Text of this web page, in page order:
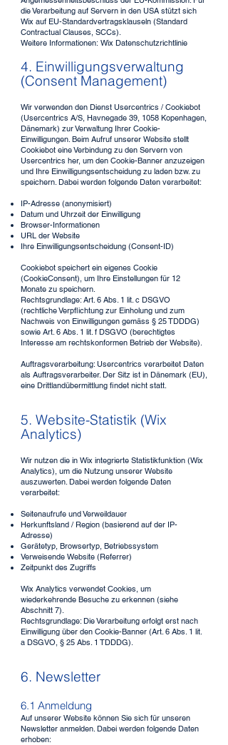
die Verarbeitung auf Servern in den USA stützt sich
Wix auf EU-Standardvertragsklauseln (Standard
Contractual Clauses, SCCs).
Weitere Informationen: Wix Datenschutzrichtlinie
4. Einwilligungsverwaltung
(Consent Management)
Wir verwenden den Dienst Usercentrics / Cookiebot
(Usercentrics A/S, Havnegade 39, 1058 Kopenhagen,
Dänemark) zur Verwaltung Ihrer Cookie-
Einwilligungen. Beim Aufruf unserer Website stellt
Cookiebot eine Verbindung zu den Servern von
Usercentrics her, um den Cookie-Banner anzuzeigen
und Ihre Einwilligungsentscheidung zu laden bzw. zu
speichern. Dabei werden folgende Daten verarbeitet:
IP-Adresse (anonymisiert)
Datum und Uhrzeit der Einwilligung
Browser-Informationen
URL der Website
Ihre Einwilligungsentscheidung (Consent-ID)
Cookiebot speichert ein eigenes Cookie
(CookieConsent), um Ihre Einstellungen für 12
Monate zu speichern.
Rechtsgrundlage: Art. 6 Abs. 1 lit. c DSGVO
(rechtliche Verpflichtung zur Einholung und zum
Nachweis von Einwilligungen gemäss § 25 TDDDG)
sowie Art. 6 Abs. 1 lit. f DSGVO (berechtigtes
Interesse am rechtskonformen Betrieb der Website).
Auftragsverarbeitung: Usercentrics verarbeitet Daten
als Auftragsverarbeiter. Der Sitz ist in Dänemark (EU),
eine Drittlandübermittlung findet nicht statt.
5. Website-Statistik (Wix
Analytics)
Wir nutzen die in Wix integrierte Statistikfunktion (Wix
Analytics), um die Nutzung unserer Website
auszuwerten. Dabei werden folgende Daten
verarbeitet:
Seitenaufrufe und Verweildauer
Herkunftsland / Region (basierend auf der IP-
Adresse)
Gerätetyp, Browsertyp, Betriebssystem
Verweisende Website (Referrer)
Zeitpunkt des Zugriffs
Wix Analytics verwendet Cookies, um
wiederkehrende Besuche zu erkennen (siehe
Abschnitt 7).
Rechtsgrundlage: Die Verarbeitung erfolgt erst nach
Einwilligung über den Cookie-Banner (Art. 6 Abs. 1 lit.
a DSGVO, § 25 Abs. 1 TDDDG).
6. Newsletter
6.1 Anmeldung
Auf unserer Website können Sie sich für unseren
Newsletter anmelden. Dabei werden folgende Daten
erhoben: